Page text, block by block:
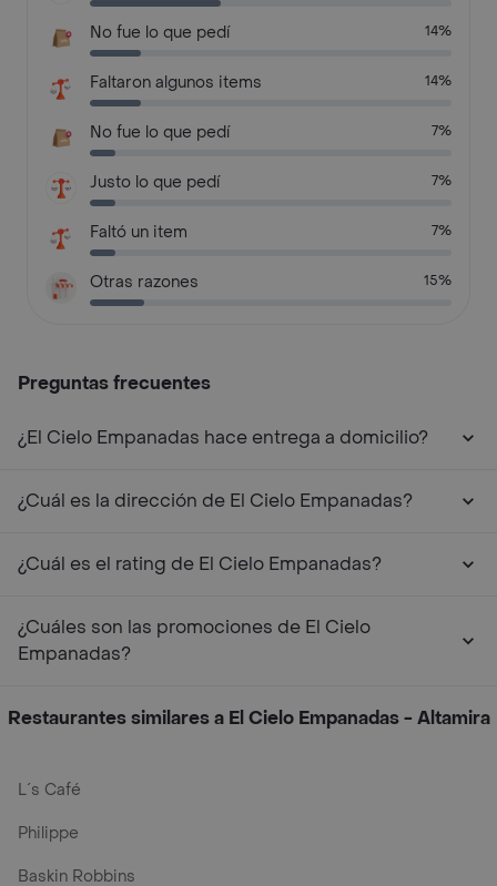
No fue lo que pedí 14%
Faltaron algunos items 14%
No fue lo que pedí 7%
Justo lo que pedí 7%
Faltó un item 7%
Otras razones 15%
Preguntas frecuentes
¿El Cielo Empanadas hace entrega a domicilio?
¿Cuál es la dirección de El Cielo Empanadas?
¿Cuál es el rating de El Cielo Empanadas?
¿Cuáles son las promociones de El Cielo
Empanadas?
Restaurantes similares a El Cielo Empanadas - Altamira
L´s Café
Philippe
Baskin Robbins